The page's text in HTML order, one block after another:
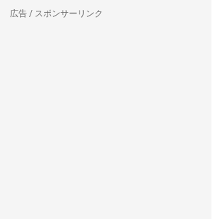
広告 / スポンサーリンク